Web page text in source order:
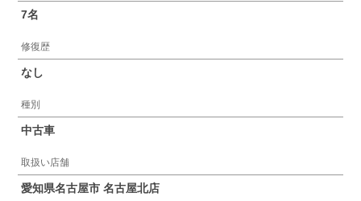
7名
修復歴
なし
種別
中古車
取扱い店舗
愛知県名古屋市 名古屋北店